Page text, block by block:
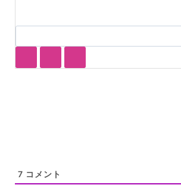
7 コメント